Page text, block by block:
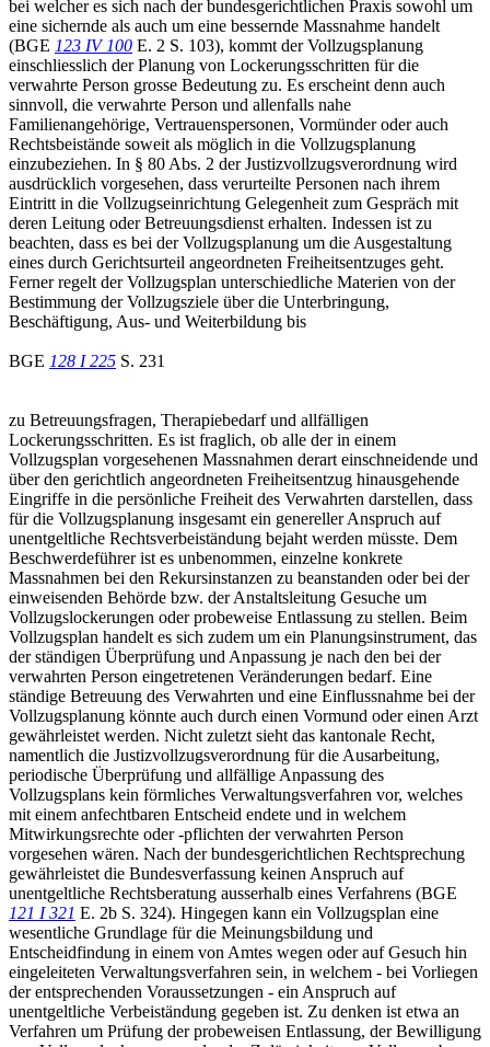
bei welcher es sich nach der bundesgerichtlichen Praxis sowohl um
eine sichernde als auch um eine bessernde Massnahme handelt
(BGE 123 IV 100 E. 2 S. 103), kommt der Vollzugsplanung
einschliesslich der Planung von Lockerungsschritten für die
verwahrte Person grosse Bedeutung zu. Es erscheint denn auch
sinnvoll, die verwahrte Person und allenfalls nahe
Familienangehörige, Vertrauenspersonen, Vormünder oder auch
Rechtsbeistände soweit als möglich in die Vollzugsplanung
einzubeziehen. In § 80 Abs. 2 der Justizvollzugsverordnung wird
ausdrücklich vorgesehen, dass verurteilte Personen nach ihrem
Eintritt in die Vollzugseinrichtung Gelegenheit zum Gespräch mit
deren Leitung oder Betreuungsdienst erhalten. Indessen ist zu
beachten, dass es bei der Vollzugsplanung um die Ausgestaltung
eines durch Gerichtsurteil angeordneten Freiheitsentzuges geht.
Ferner regelt der Vollzugsplan unterschiedliche Materien von der
Bestimmung der Vollzugsziele über die Unterbringung,
Beschäftigung, Aus- und Weiterbildung bis
BGE 128 I 225 S. 231
zu Betreuungsfragen, Therapiebedarf und allfälligen
Lockerungsschritten. Es ist fraglich, ob alle der in einem
Vollzugsplan vorgesehenen Massnahmen derart einschneidende und
über den gerichtlich angeordneten Freiheitsentzug hinausgehende
Eingriffe in die persönliche Freiheit des Verwahrten darstellen, dass
für die Vollzugsplanung insgesamt ein genereller Anspruch auf
unentgeltliche Rechtsverbeiständung bejaht werden müsste. Dem
Beschwerdeführer ist es unbenommen, einzelne konkrete
Massnahmen bei den Rekursinstanzen zu beanstanden oder bei der
einweisenden Behörde bzw. der Anstaltsleitung Gesuche um
Vollzugslockerungen oder probeweise Entlassung zu stellen. Beim
Vollzugsplan handelt es sich zudem um ein Planungsinstrument, das
der ständigen Überprüfung und Anpassung je nach den bei der
verwahrten Person eingetretenen Veränderungen bedarf. Eine
ständige Betreuung des Verwahrten und eine Einflussnahme bei der
Vollzugsplanung könnte auch durch einen Vormund oder einen Arzt
gewährleistet werden. Nicht zuletzt sieht das kantonale Recht,
namentlich die Justizvollzugsverordnung für die Ausarbeitung,
periodische Überprüfung und allfällige Anpassung des
Vollzugsplans kein förmliches Verwaltungsverfahren vor, welches
mit einem anfechtbaren Entscheid endete und in welchem
Mitwirkungsrechte oder -pflichten der verwahrten Person
vorgesehen wären. Nach der bundesgerichtlichen Rechtsprechung
gewährleistet die Bundesverfassung keinen Anspruch auf
unentgeltliche Rechtsberatung ausserhalb eines Verfahrens (BGE
121 I 321 E. 2b S. 324). Hingegen kann ein Vollzugsplan eine
wesentliche Grundlage für die Meinungsbildung und
Entscheidfindung in einem von Amtes wegen oder auf Gesuch hin
eingeleiteten Verwaltungsverfahren sein, in welchem - bei Vorliegen
der entsprechenden Voraussetzungen - ein Anspruch auf
unentgeltliche Verbeiständung gegeben ist. Zu denken ist etwa an
Verfahren um Prüfung der probeweisen Entlassung, der Bewilligung